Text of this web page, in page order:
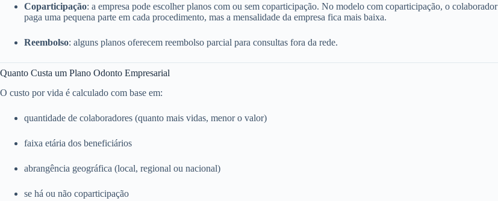
Coparticipação: a empresa pode escolher planos com ou sem coparticipação. No modelo com coparticipação, o colaborador
paga uma pequena parte em cada procedimento, mas a mensalidade da empresa fica mais baixa.
Reembolso: alguns planos oferecem reembolso parcial para consultas fora da rede.
Quanto Custa um Plano Odonto Empresarial
O custo por vida é calculado com base em:
quantidade de colaboradores (quanto mais vidas, menor o valor)
faixa etária dos beneficiários
abrangência geográfica (local, regional ou nacional)
se há ou não coparticipação